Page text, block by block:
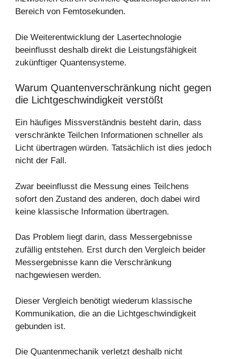
Bereich von Femtosekunden.
Die Weiterentwicklung der Lasertechnologie
beeinflusst deshalb direkt die Leistungsfähigkeit
zukünftiger Quantensysteme.
Warum Quantenverschränkung nicht gegen
die Lichtgeschwindigkeit verstößt
Ein häufiges Missverständnis besteht darin, dass
verschränkte Teilchen Informationen schneller als
Licht übertragen würden. Tatsächlich ist dies jedoch
nicht der Fall.
Zwar beeinflusst die Messung eines Teilchens
sofort den Zustand des anderen, doch dabei wird
keine klassische Information übertragen.
Das Problem liegt darin, dass Messergebnisse
zufällig entstehen. Erst durch den Vergleich beider
Messergebnisse kann die Verschränkung
nachgewiesen werden.
Dieser Vergleich benötigt wiederum klassische
Kommunikation, die an die Lichtgeschwindigkeit
gebunden ist.
Die Quantenmechanik verletzt deshalb nicht